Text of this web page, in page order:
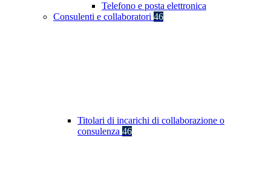
Telefono e posta elettronica
Consulenti e collaboratori 46
Titolari di incarichi di collaborazione o
consulenza 46